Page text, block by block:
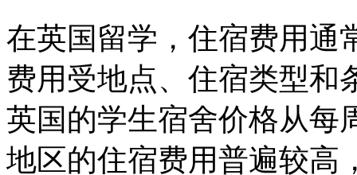
在英国留学，住宿费用通
费用受地点、住宿类型和
英国的学生宿舍价格从每
地区的住宿费用普遍较高